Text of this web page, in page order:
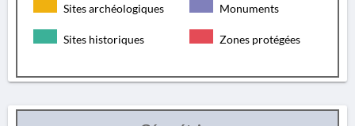
Sites archéologiques Monuments
Sites historiques Zones protégées